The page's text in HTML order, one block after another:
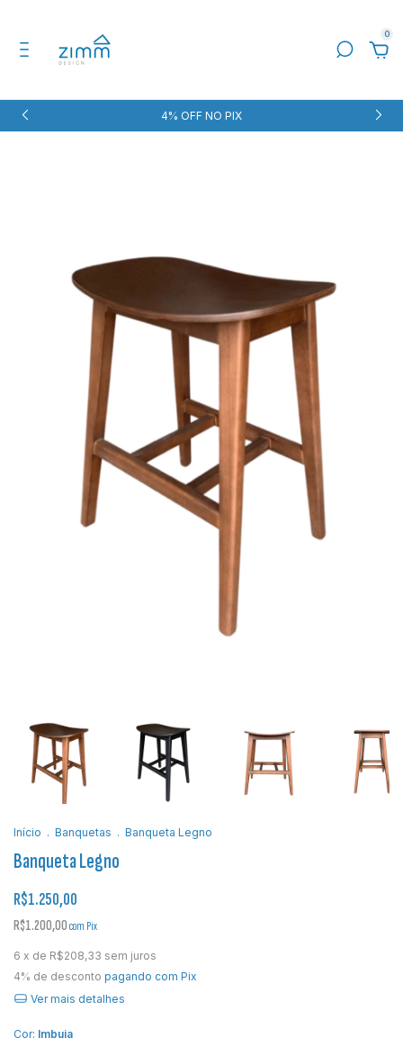
0
4% OFF NO PIX
Início . Banquetas . Banqueta Legno
Banqueta Legno
R$1.250,00
R$1.200,00com Pix
6 x de R$208,33 sem juros
4% de desconto pagando com Pix
Ver mais detalhes
Cor: Imbuia